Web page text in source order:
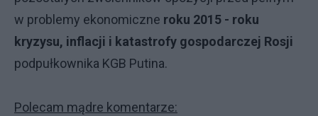
w problemy ekonomiczne roku 2015 - roku
kryzysu, inflacji i katastrofy gospodarczej Rosji
podpułkownika KGB Putina.
Polecam mądre komentarze: